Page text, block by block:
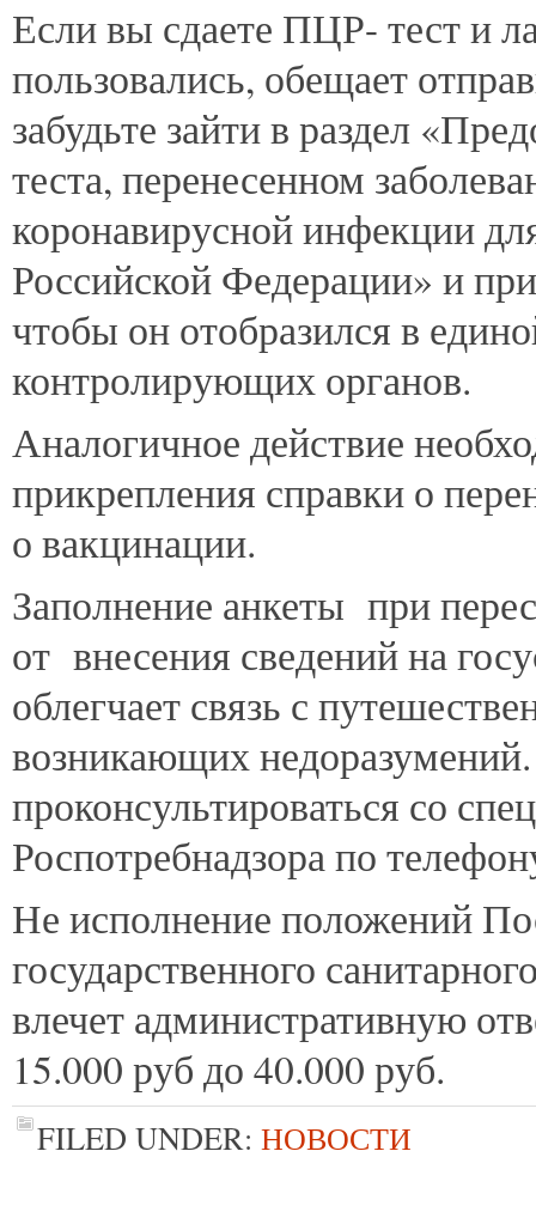
Если вы сдаете ПЦР- тест и
пользовались, обещает
забудьте зайти в раздел
теста, перенесенном
коронавирусной инфекции
Российской Федерации» и
чтобы он отобразился в
контролирующих органов.
Аналогичное действие
прикрепления справки о
о вакцинации.
Заполнение анкеты при
от внесения сведений на
облегчает связь с
возникающих
проконсультироваться со
Роспотребнадзора по
Не исполнение положений
государственного
влечет административную
15.000 руб до 40.000 руб.
FILED UNDER: НОВОСТИ